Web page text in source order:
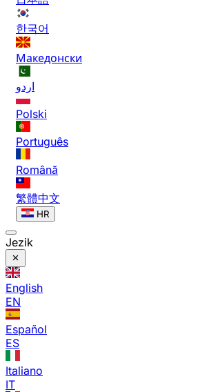
한국어
Македонски
اردو
Polski
Português
Română
繁體中文
HR
Jezik
English
EN
Español
ES
Italiano
IT